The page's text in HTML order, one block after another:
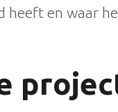
en waar